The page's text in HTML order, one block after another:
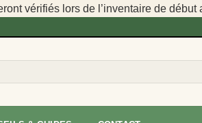
vérifiés lors de l’inventaire de